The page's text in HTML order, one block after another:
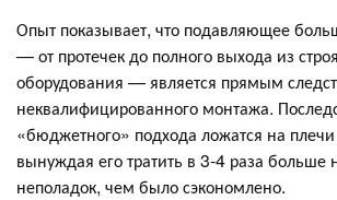
Опыт показывает, что подавляющее
— от протечек до полного выхода из
оборудования — является прямым
неквалифицированного монтажа.
«бюджетного» подхода ложатся на
вынуждая его тратить в 3-4 раза больше
неполадок, чем было сэкономлено.